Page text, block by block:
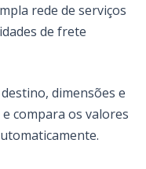
rede de serviços
de frete
dimensões e
compara os valores